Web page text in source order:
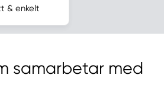
samarbetar med
& enkelt